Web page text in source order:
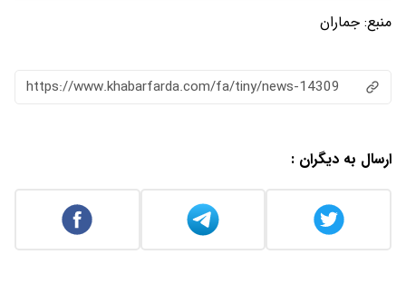
https://www.khabarfarda.com/fa/